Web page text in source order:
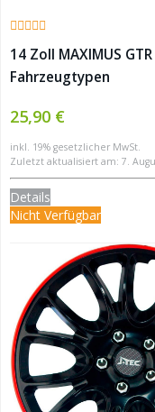
14 Zoll MAXIMUS
Fahrzeugtypen
25,90 €
inkl. 19% gesetzlicher MwSt.
Zuletzt aktualisiert am: 7.
Details
Nicht Verfügbar